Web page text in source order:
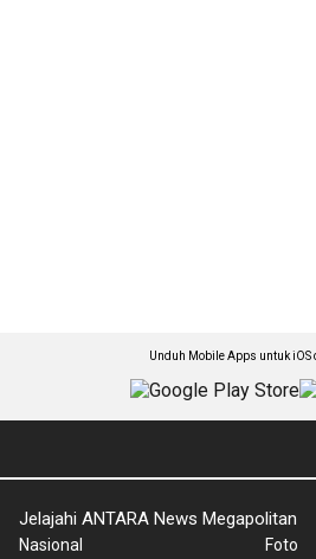
Unduh Mobile Apps untuk iOS
Jelajahi ANTARA News Megapolitan
Nasional Foto